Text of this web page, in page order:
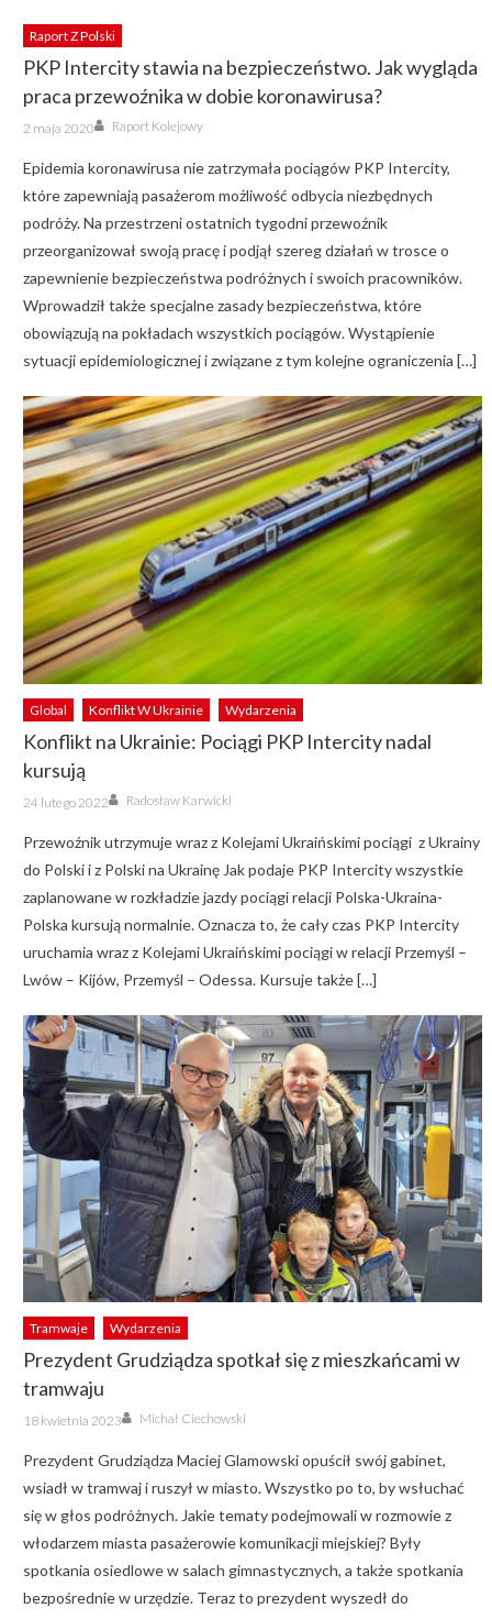
Raport Z Polski
PKP Intercity stawia na bezpieczeństwo. Jak wygląda
praca przewoźnika w dobie koronawirusa?
Posted
on
2 maja 2020 Author
Raport Kolejowy
Epidemia koronawirusa nie zatrzymała pociągów PKP Intercity,
które zapewniają pasażerom możliwość odbycia niezbędnych
podróży. Na przestrzeni ostatnich tygodni przewoźnik
przeorganizował swoją pracę i podjął szereg działań w trosce o
zapewnienie bezpieczeństwa podróżnych i swoich pracowników.
Wprowadził także specjalne zasady bezpieczeństwa, które
obowiązują na pokładach wszystkich pociągów. Wystąpienie
sytuacji epidemiologicznej i związane z tym kolejne ograniczenia […]
Global Konflikt W Ukrainie Wydarzenia
Konflikt na Ukrainie: Pociągi PKP Intercity nadal
kursują
Posted
on
24 lutego 2022 Author
Radosław Karwicki
Przewoźnik utrzymuje wraz z Kolejami Ukraińskimi pociągi z Ukrainy
do Polski i z Polski na Ukrainę Jak podaje PKP Intercity wszystkie
zaplanowane w rozkładzie jazdy pociągi relacji Polska-Ukraina-
Polska kursują normalnie. Oznacza to, że cały czas PKP Intercity
uruchamia wraz z Kolejami Ukraińskimi pociągi w relacji Przemyśl –
Lwów – Kijów, Przemyśl – Odessa. Kursuje także […]
Tramwaje Wydarzenia
Prezydent Grudziądza spotkał się z mieszkańcami w
tramwaju
Posted
on
18 kwietnia 2023 Author
Michał Ciechowski
Prezydent Grudziądza Maciej Glamowski opuścił swój gabinet,
wsiadł w tramwaj i ruszył w miasto. Wszystko po to, by wsłuchać
się w głos podróżnych. Jakie tematy podejmowali w rozmowie z
włodarzem miasta pasażerowie komunikacji miejskiej? Były
spotkania osiedlowe w salach gimnastycznych, a także spotkania
bezpośrednie w urzędzie. Teraz to prezydent wyszedł do